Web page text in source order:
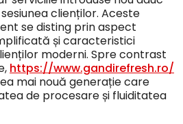
clienților. Aceste
se disting prin aspect
și caracteristici
moderni. Spre contrast
https://www.gandirefresh.ro/
mai nouă generație care
de procesare și fluiditatea